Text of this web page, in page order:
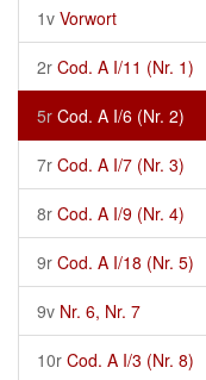
1v Vorwort
2r Cod. A I/11 (Nr. 1)
5r Cod. A I/6 (Nr. 2)
7r Cod. A I/7 (Nr. 3)
8r Cod. A I/9 (Nr. 4)
9r Cod. A I/18 (Nr. 5)
9v Nr. 6, Nr. 7
10r Cod. A I/3 (Nr. 8)